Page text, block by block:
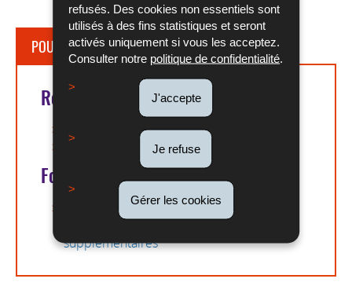
refusés. Des cookies non essentiels sont
utilisés à des fins statistiques et seront
activés uniquement si vous les acceptez.
Consulter notre politique de confidentialité.
J'accepte
Je refuse
Gérer les cookies
POUR EN SAVOIR PLUS
Références légales
Article L. 231-2 du COTRAV
Article L. 231-3 du COTRAV
Formulaires
FOR-HCC-003_F_1 : Notification relative au
supplémentaires